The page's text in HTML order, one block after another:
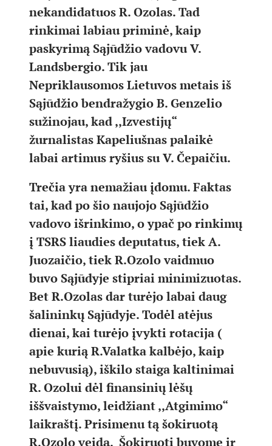
nekandidatuos R. Ozolas. Tad
rinkimai labiau priminė, kaip
paskyrimą Sąjūdžio vadovu V.
Landsbergio. Tik jau
Nepriklausomos Lietuvos metais iš
Sąjūdžio bendražygio B. Genzelio
sužinojau, kad ,,Izvestijų“
žurnalistas Kapeliušnas palaikė
labai artimus ryšius su V. Čepaičiu.
Trečia yra nemažiau įdomu. Faktas
tai, kad po šio naujojo Sąjūdžio
vadovo išrinkimo, o ypač po rinkimų
į TSRS liaudies deputatus, tiek A.
Juozaičio, tiek R.Ozolo vaidmuo
buvo Sąjūdyje stipriai minimizuotas.
Bet R.Ozolas dar turėjo labai daug
šalininkų Sąjūdyje. Todėl atėjus
dienai, kai turėjo įvykti rotacija (
apie kurią R.Valatka kalbėjo, kaip
nebuvusią), iškilo staiga kaltinimai
R. Ozolui dėl finansinių lėšų
iššvaistymo, leidžiant ,,Atgimimo“
laikraštį. Prisimenu tą šokiruotą
R.Ozolo veidą. Šokiruoti buvome ir